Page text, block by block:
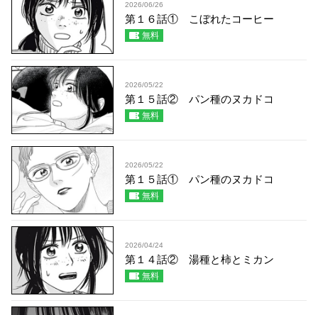
2026/06/26
第１６話① こぼれたコーヒー
無料
2026/05/22
第１５話② パン種のヌカドコ
無料
2026/05/22
第１５話① パン種のヌカドコ
無料
2026/04/24
第１４話② 湯種と柿とミカン
無料